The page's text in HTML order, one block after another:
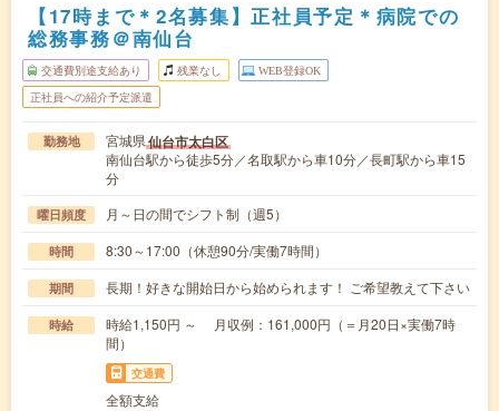
【17時まで＊2名募集】正社員予定＊病院での
総務事務＠南仙台
交通費別途支給あり 残業なし WEB登録OK
正社員への紹介予定派遣
勤務地 宮城県仙台市太白区
南仙台駅から徒歩5分／名取駅から車10分／長町駅から車15
分
曜日頻度 月～日の間でシフト制（週5）
時間 8:30～17:00（休憩90分/実働7時間）
期間 長期！好きな開始日から始められます！ ご希望教えて下さい
時給
時給1,150円 ～ 月収例：161,000円（＝月20日×実働7時
間）
交通費
全額支給